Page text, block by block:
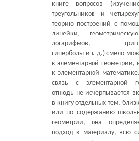
книге вопросов
треугольников и
теорию построений с
линейки,
логарифмов,
гиперболы и т. д.) смело
к элементарной геометрии,
к элементарной
связь с элементарной
отнюдь не исчерпывается
в книгу отдельных тем,
или по содержанию
геометрии,—она
подход к материалу, всю